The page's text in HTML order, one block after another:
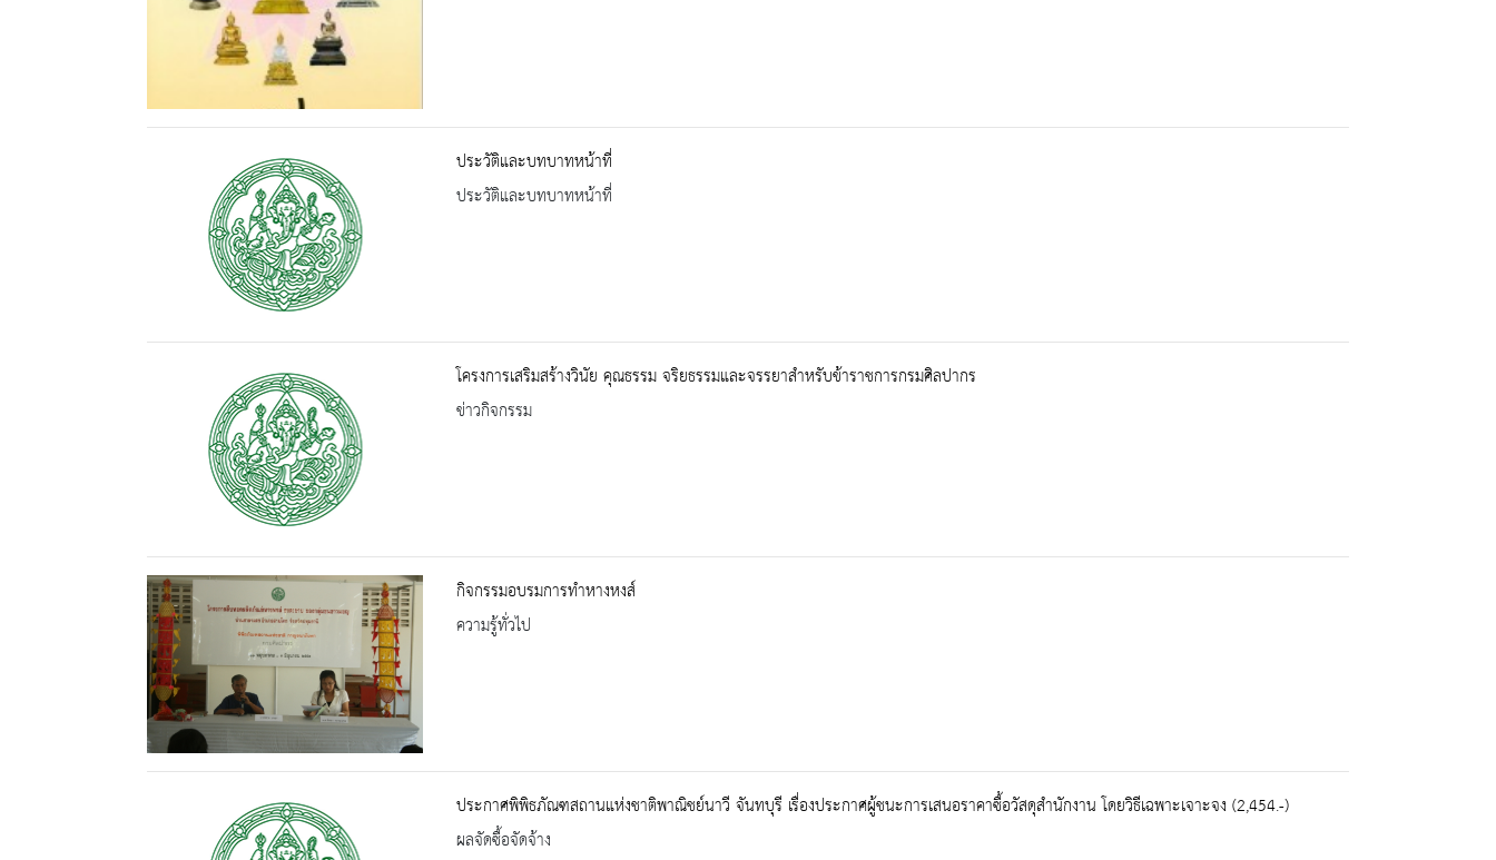
ประวัติและบทบาทหน้าที่
ประวัติและบทบาทหน้าที่
โครงการเสริมสร้างวินัย คุณธรรม จริยธรรมและจรรยาสำหรับข้าราชการกรมศิลปากร
ข่าวกิจกรรม
กิจกรรมอบรมการทำหางหงส์
ความรู้ทั่วไป
ประกาศพิพิธภัณฑสถานแห่งชาติพาณิชย์นาวี จันทบุรี เรื่องประกาศผู้ชนะการเสนอราคาซื้อวัสดุสำนักงาน โดยวิธีเฉพาะเจาะจง (2,454.-)
ผลจัดซื้อจัดจ้าง